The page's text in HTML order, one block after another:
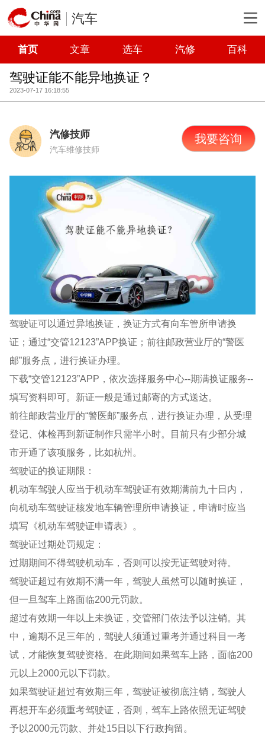
汽车
首页 文章 选车 汽修 百科
驾驶证能不能异地换证？
2023-07-17 16:18:55
汽修技师
汽车维修技师
我要咨询
驾驶证可以通过异地换证，换证方式有向车管所申请换
证；通过“交管12123”APP换证；前往邮政营业厅的“警医
邮”服务点，进行换证办理。
下载“交管12123”APP，依次选择服务中心--期满换证服务--
填写资料即可。新证一般是通过邮寄的方式送达。
前往邮政营业厅的“警医邮”服务点，进行换证办理，从受理
登记、体检再到新证制作只需半小时。目前只有少部分城
市开通了该项服务，比如杭州。
驾驶证的换证期限：
机动车驾驶人应当于机动车驾驶证有效期满前九十日内，
向机动车驾驶证核发地车辆管理所申请换证，申请时应当
填写《机动车驾驶证申请表》。
驾驶证过期处罚规定：
过期期间不得驾驶机动车，否则可以按无证驾驶对待。
驾驶证超过有效期不满一年，驾驶人虽然可以随时换证，
但一旦驾车上路面临200元罚款。
超过有效期一年以上未换证，交管部门依法予以注销。其
中，逾期不足三年的，驾驶人须通过重考并通过科目一考
试，才能恢复驾驶资格。在此期间如果驾车上路，面临200
元以上2000元以下罚款。
如果驾驶证超过有效期三年，驾驶证被彻底注销，驾驶人
再想开车必须重考驾驶证，否则，驾车上路依照无证驾驶
予以2000元罚款、并处15日以下行政拘留。